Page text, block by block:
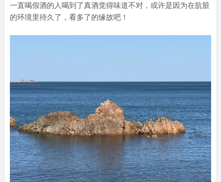
一直喝假酒的人喝到了真酒觉得味道不对，或许是因为在肮脏
的环境里待久了，看多了的缘故吧！